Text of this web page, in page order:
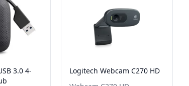
3.0 4-
Logitech Webcam C270 HD